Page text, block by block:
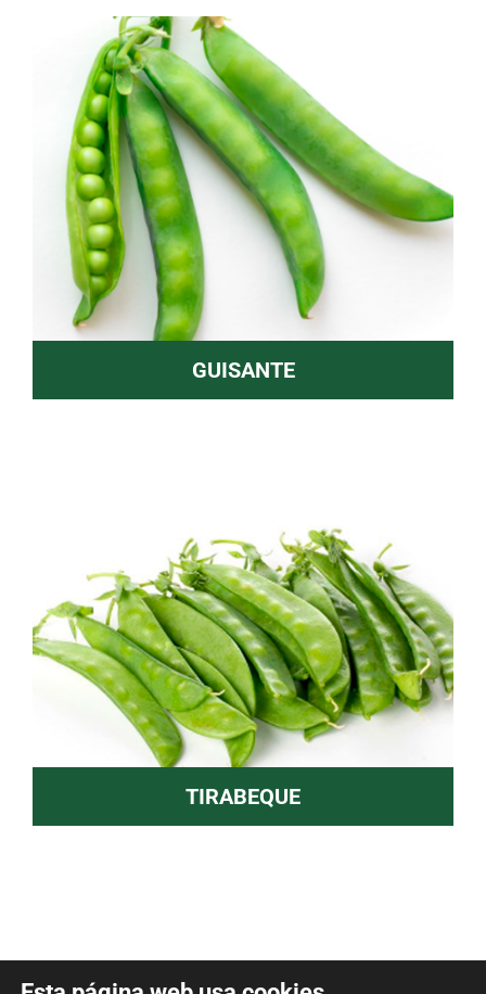
GUISANTE
TIRABEQUE